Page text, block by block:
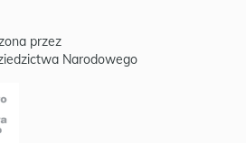
przez
Narodowego